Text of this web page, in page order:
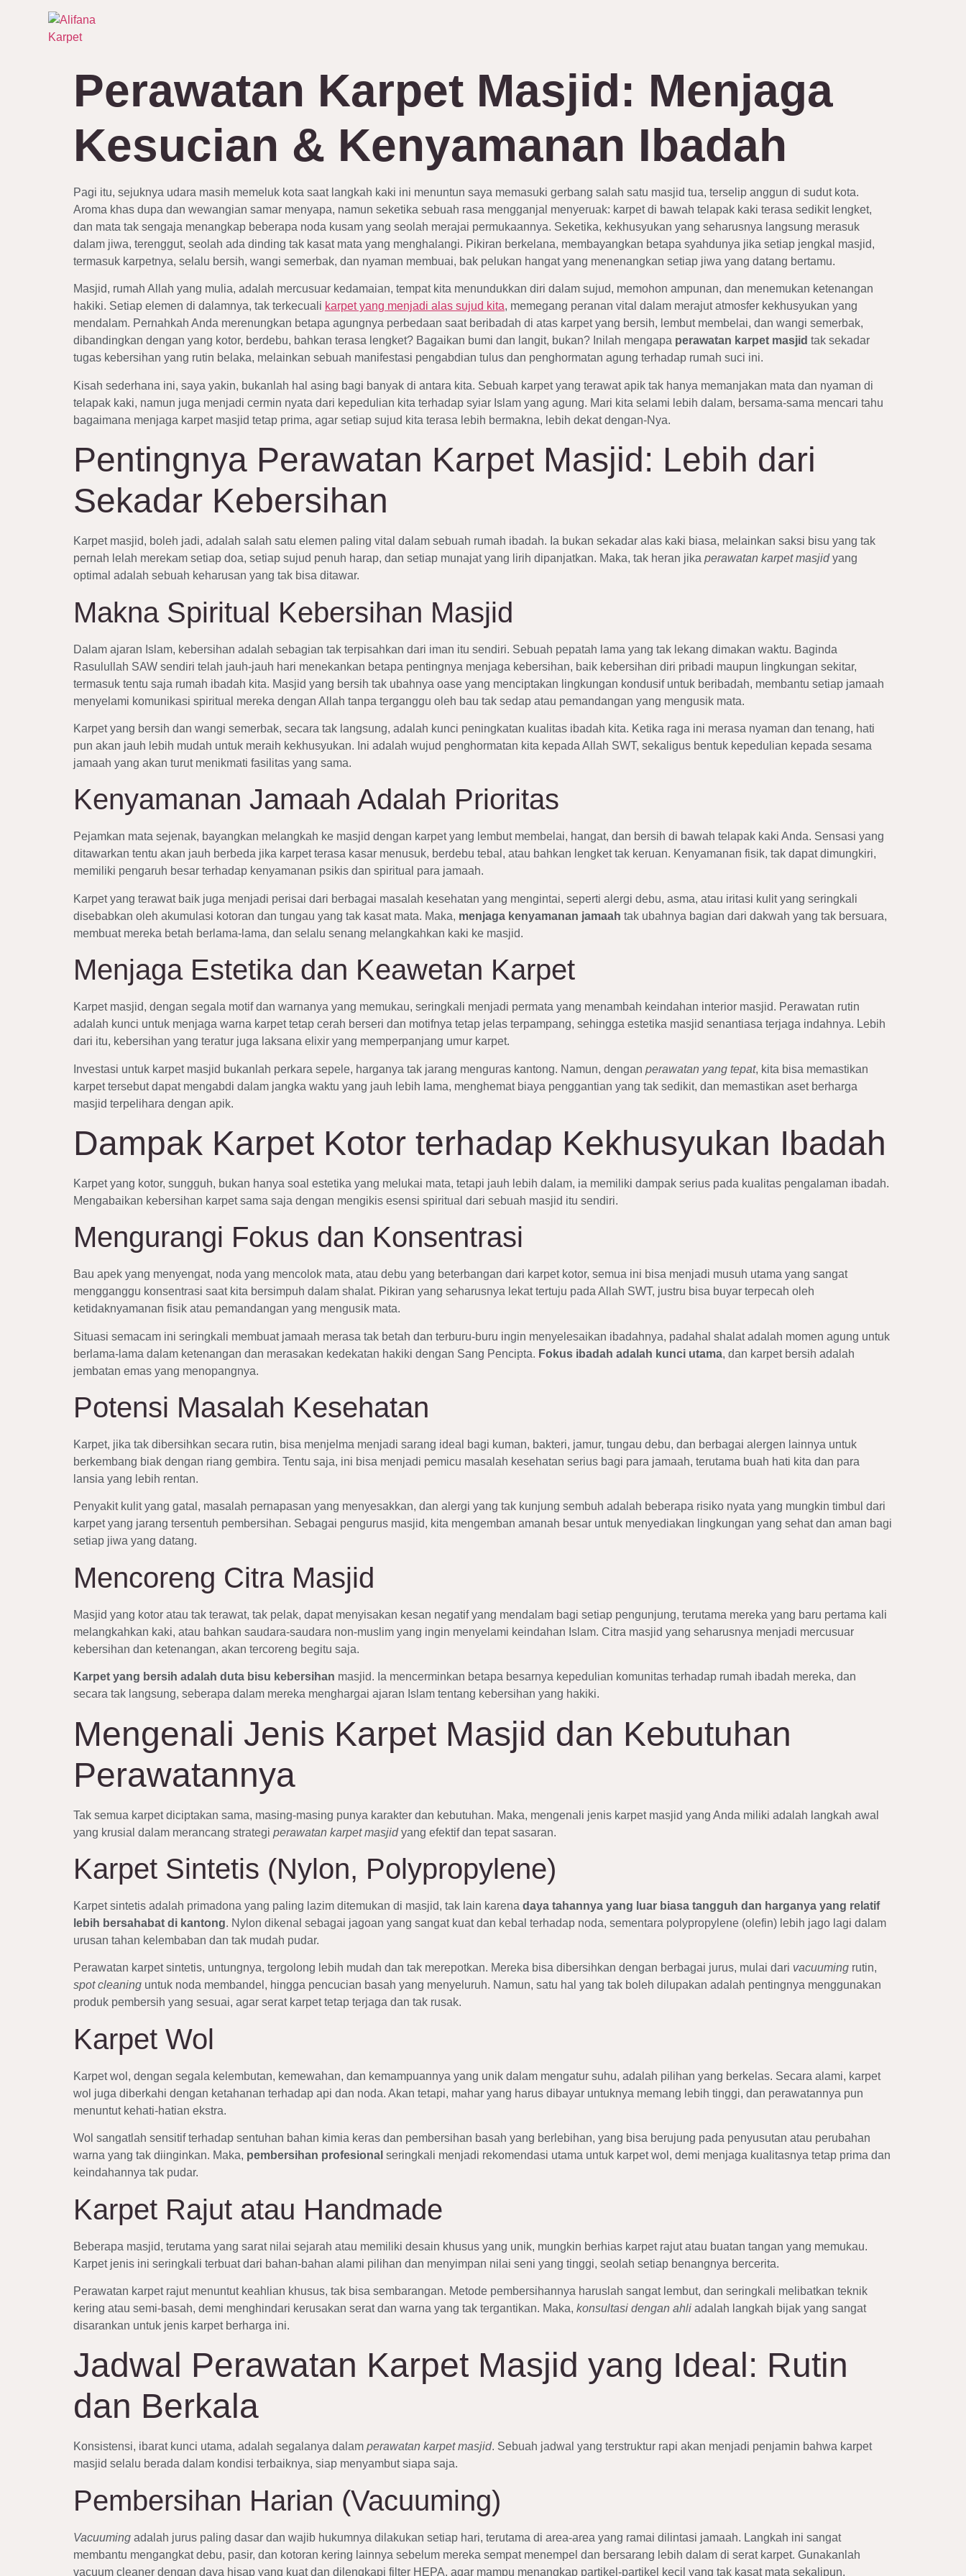
Perawatan Karpet Masjid: Menjaga
Kesucian & Kenyamanan Ibadah
Pagi itu, sejuknya udara masih memeluk kota saat langkah kaki ini menuntun saya memasuki gerbang salah satu masjid tua, terselip anggun di sudut kota.
Aroma khas dupa dan wewangian samar menyapa, namun seketika sebuah rasa mengganjal menyeruak: karpet di bawah telapak kaki terasa sedikit lengket,
dan mata tak sengaja menangkap beberapa noda kusam yang seolah merajai permukaannya. Seketika, kekhusyukan yang seharusnya langsung merasuk
dalam jiwa, terenggut, seolah ada dinding tak kasat mata yang menghalangi. Pikiran berkelana, membayangkan betapa syahdunya jika setiap jengkal masjid,
termasuk karpetnya, selalu bersih, wangi semerbak, dan nyaman membuai, bak pelukan hangat yang menenangkan setiap jiwa yang datang bertamu.
Masjid, rumah Allah yang mulia, adalah mercusuar kedamaian, tempat kita menundukkan diri dalam sujud, memohon ampunan, dan menemukan ketenangan
hakiki. Setiap elemen di dalamnya, tak terkecuali karpet yang menjadi alas sujud kita, memegang peranan vital dalam merajut atmosfer kekhusyukan yang
mendalam. Pernahkah Anda merenungkan betapa agungnya perbedaan saat beribadah di atas karpet yang bersih, lembut membelai, dan wangi semerbak,
dibandingkan dengan yang kotor, berdebu, bahkan terasa lengket? Bagaikan bumi dan langit, bukan? Inilah mengapa perawatan karpet masjid tak sekadar
tugas kebersihan yang rutin belaka, melainkan sebuah manifestasi pengabdian tulus dan penghormatan agung terhadap rumah suci ini.
Kisah sederhana ini, saya yakin, bukanlah hal asing bagi banyak di antara kita. Sebuah karpet yang terawat apik tak hanya memanjakan mata dan nyaman di
telapak kaki, namun juga menjadi cermin nyata dari kepedulian kita terhadap syiar Islam yang agung. Mari kita selami lebih dalam, bersama-sama mencari tahu
bagaimana menjaga karpet masjid tetap prima, agar setiap sujud kita terasa lebih bermakna, lebih dekat dengan-Nya.
Pentingnya Perawatan Karpet Masjid: Lebih dari
Sekadar Kebersihan
Karpet masjid, boleh jadi, adalah salah satu elemen paling vital dalam sebuah rumah ibadah. Ia bukan sekadar alas kaki biasa, melainkan saksi bisu yang tak
pernah lelah merekam setiap doa, setiap sujud penuh harap, dan setiap munajat yang lirih dipanjatkan. Maka, tak heran jika perawatan karpet masjidyang
optimal adalah sebuah keharusan yang tak bisa ditawar.
Makna Spiritual Kebersihan Masjid
Dalam ajaran Islam, kebersihan adalah sebagian tak terpisahkan dari iman itu sendiri. Sebuah pepatah lama yang tak lekang dimakan waktu. Baginda
Rasulullah SAW sendiri telah jauh-jauh hari menekankan betapa pentingnya menjaga kebersihan, baik kebersihan diri pribadi maupun lingkungan sekitar,
termasuk tentu saja rumah ibadah kita. Masjid yang bersih tak ubahnya oase yang menciptakan lingkungan kondusif untuk beribadah, membantu setiap jamaah
menyelami komunikasi spiritual mereka dengan Allah tanpa terganggu oleh bau tak sedap atau pemandangan yang mengusik mata.
Karpet yang bersih dan wangi semerbak, secara tak langsung, adalah kunci peningkatan kualitas ibadah kita. Ketika raga ini merasa nyaman dan tenang, hati
pun akan jauh lebih mudah untuk meraih kekhusyukan. Ini adalah wujud penghormatan kita kepada Allah SWT, sekaligus bentuk kepedulian kepada sesama
jamaah yang akan turut menikmati fasilitas yang sama.
Kenyamanan Jamaah Adalah Prioritas
Pejamkan mata sejenak, bayangkan melangkah ke masjid dengan karpet yang lembut membelai, hangat, dan bersih di bawah telapak kaki Anda. Sensasi yang
ditawarkan tentu akan jauh berbeda jika karpet terasa kasar menusuk, berdebu tebal, atau bahkan lengket tak keruan. Kenyamanan fisik, tak dapat dimungkiri,
memiliki pengaruh besar terhadap kenyamanan psikis dan spiritual para jamaah.
Karpet yang terawat baik juga menjadi perisai dari berbagai masalah kesehatan yang mengintai, seperti alergi debu, asma, atau iritasi kulit yang seringkali
disebabkan oleh akumulasi kotoran dan tungau yang tak kasat mata. Maka, menjaga kenyamanan jamaah tak ubahnya bagian dari dakwah yang tak bersuara,
membuat mereka betah berlama-lama, dan selalu senang melangkahkan kaki ke masjid.
Menjaga Estetika dan Keawetan Karpet
Karpet masjid, dengan segala motif dan warnanya yang memukau, seringkali menjadi permata yang menambah keindahan interior masjid. Perawatan rutin
adalah kunci untuk menjaga warna karpet tetap cerah berseri dan motifnya tetap jelas terpampang, sehingga estetika masjid senantiasa terjaga indahnya. Lebih
dari itu, kebersihan yang teratur juga laksana elixir yang memperpanjang umur karpet.
Investasi untuk karpet masjid bukanlah perkara sepele, harganya tak jarang menguras kantong. Namun, dengan perawatan yang tepat, kita bisa memastikan
karpet tersebut dapat mengabdi dalam jangka waktu yang jauh lebih lama, menghemat biaya penggantian yang tak sedikit, dan memastikan aset berharga
masjid terpelihara dengan apik.
Dampak Karpet Kotor terhadap Kekhusyukan Ibadah
Karpet yang kotor, sungguh, bukan hanya soal estetika yang melukai mata, tetapi jauh lebih dalam, ia memiliki dampak serius pada kualitas pengalaman ibadah.
Mengabaikan kebersihan karpet sama saja dengan mengikis esensi spiritual dari sebuah masjid itu sendiri.
Mengurangi Fokus dan Konsentrasi
Bau apek yang menyengat, noda yang mencolok mata, atau debu yang beterbangan dari karpet kotor, semua ini bisa menjadi musuh utama yang sangat
mengganggu konsentrasi saat kita bersimpuh dalam shalat. Pikiran yang seharusnya lekat tertuju pada Allah SWT, justru bisa buyar terpecah oleh
ketidaknyamanan fisik atau pemandangan yang mengusik mata.
Situasi semacam ini seringkali membuat jamaah merasa tak betah dan terburu-buru ingin menyelesaikan ibadahnya, padahal shalat adalah momen agung untuk
berlama-lama dalam ketenangan dan merasakan kedekatan hakiki dengan Sang Pencipta. Fokus ibadah adalah kunci utama, dan karpet bersih adalah
jembatan emas yang menopangnya.
Potensi Masalah Kesehatan
Karpet, jika tak dibersihkan secara rutin, bisa menjelma menjadi sarang ideal bagi kuman, bakteri, jamur, tungau debu, dan berbagai alergen lainnya untuk
berkembang biak dengan riang gembira. Tentu saja, ini bisa menjadi pemicu masalah kesehatan serius bagi para jamaah, terutama buah hati kita dan para
lansia yang lebih rentan.
Penyakit kulit yang gatal, masalah pernapasan yang menyesakkan, dan alergi yang tak kunjung sembuh adalah beberapa risiko nyata yang mungkin timbul dari
karpet yang jarang tersentuh pembersihan. Sebagai pengurus masjid, kita mengemban amanah besar untuk menyediakan lingkungan yang sehat dan aman bagi
setiap jiwa yang datang.
Mencoreng Citra Masjid
Masjid yang kotor atau tak terawat, tak pelak, dapat menyisakan kesan negatif yang mendalam bagi setiap pengunjung, terutama mereka yang baru pertama kali
melangkahkan kaki, atau bahkan saudara-saudara non-muslim yang ingin menyelami keindahan Islam. Citra masjid yang seharusnya menjadi mercusuar
kebersihan dan ketenangan, akan tercoreng begitu saja.
Karpet yang bersih adalah duta bisu kebersihan masjid. Ia mencerminkan betapa besarnya kepedulian komunitas terhadap rumah ibadah mereka, dan
secara tak langsung, seberapa dalam mereka menghargai ajaran Islam tentang kebersihan yang hakiki.
Mengenali Jenis Karpet Masjid dan Kebutuhan
Perawatannya
Tak semua karpet diciptakan sama, masing-masing punya karakter dan kebutuhan. Maka, mengenali jenis karpet masjid yang Anda miliki adalah langkah awal
yang krusial dalam merancang strategi perawatan karpet masjidyang efektif dan tepat sasaran.
Karpet Sintetis (Nylon, Polypropylene)
Karpet sintetis adalah primadona yang paling lazim ditemukan di masjid, tak lain karena daya tahannya yang luar biasa tangguh dan harganya yang relatif
lebih bersahabat di kantong. Nylon dikenal sebagai jagoan yang sangat kuat dan kebal terhadap noda, sementara polypropylene (olefin) lebih jago lagi dalam
urusan tahan kelembaban dan tak mudah pudar.
Perawatan karpet sintetis, untungnya, tergolong lebih mudah dan tak merepotkan. Mereka bisa dibersihkan dengan berbagai jurus, mulai dari vacuuming rutin,
spot cleaning untuk noda membandel, hingga pencucian basah yang menyeluruh. Namun, satu hal yang tak boleh dilupakan adalah pentingnya menggunakan
produk pembersih yang sesuai, agar serat karpet tetap terjaga dan tak rusak.
Karpet Wol
Karpet wol, dengan segala kelembutan, kemewahan, dan kemampuannya yang unik dalam mengatur suhu, adalah pilihan yang berkelas. Secara alami, karpet
wol juga diberkahi dengan ketahanan terhadap api dan noda. Akan tetapi, mahar yang harus dibayar untuknya memang lebih tinggi, dan perawatannya pun
menuntut kehati-hatian ekstra.
Wol sangatlah sensitif terhadap sentuhan bahan kimia keras dan pembersihan basah yang berlebihan, yang bisa berujung pada penyusutan atau perubahan
warna yang tak diinginkan. Maka, pembersihan profesional seringkali menjadi rekomendasi utama untuk karpet wol, demi menjaga kualitasnya tetap prima dan
keindahannya tak pudar.
Karpet Rajut atau Handmade
Beberapa masjid, terutama yang sarat nilai sejarah atau memiliki desain khusus yang unik, mungkin berhias karpet rajut atau buatan tangan yang memukau.
Karpet jenis ini seringkali terbuat dari bahan-bahan alami pilihan dan menyimpan nilai seni yang tinggi, seolah setiap benangnya bercerita.
Perawatan karpet rajut menuntut keahlian khusus, tak bisa sembarangan. Metode pembersihannya haruslah sangat lembut, dan seringkali melibatkan teknik
kering atau semi-basah, demi menghindari kerusakan serat dan warna yang tak tergantikan. Maka, konsultasi dengan ahli adalah langkah bijak yang sangat
disarankan untuk jenis karpet berharga ini.
Jadwal Perawatan Karpet Masjid yang Ideal: Rutin
dan Berkala
Konsistensi, ibarat kunci utama, adalah segalanya dalam perawatan karpet masjid. Sebuah jadwal yang terstruktur rapi akan menjadi penjamin bahwa karpet
masjid selalu berada dalam kondisi terbaiknya, siap menyambut siapa saja.
Pembersihan Harian (Vacuuming)
Vacuuming adalah jurus paling dasar dan wajib hukumnya dilakukan setiap hari, terutama di area-area yang ramai dilintasi jamaah. Langkah ini sangat
membantu mengangkat debu, pasir, dan kotoran kering lainnya sebelum mereka sempat menempel dan bersarang lebih dalam di serat karpet. Gunakanlah
vacuum cleaner dengan daya hisap yang kuat dan dilengkapi filter HEPA, agar mampu menangkap partikel-partikel kecil yang tak kasat mata sekalipun.